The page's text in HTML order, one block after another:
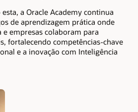
a Oracle Academy continua
de aprendizagem prática onde
e empresas colaboram para
fortalecendo competências-chave
e a inovação com Inteligência